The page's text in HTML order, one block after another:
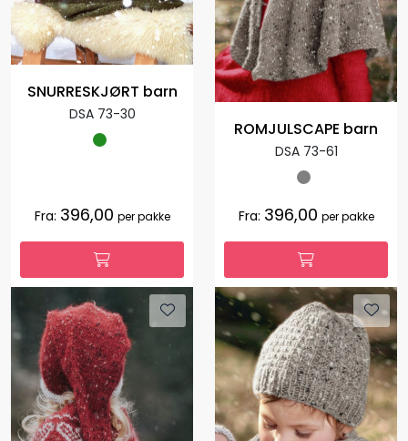
SNURRESKJØRT barn
DSA 73-30
Fra: 396,00 per pakke
ROMJULSCAPE barn
DSA 73-61
Fra: 396,00 per pakke